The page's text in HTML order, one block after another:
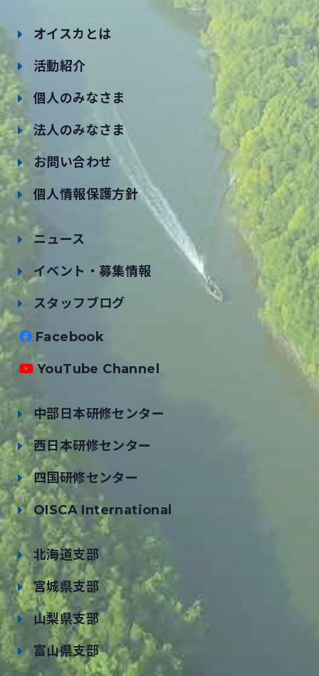
オイスカとは
活動紹介
個人のみなさま
法人のみなさま
お問い合わせ
個人情報保護方針
ニュース
イベント・募集情報
スタッフブログ
Facebook
YouTube Channel
中部日本研修センター
西日本研修センター
四国研修センター
OISCA International
北海道支部
宮城県支部
山梨県支部
富山県支部